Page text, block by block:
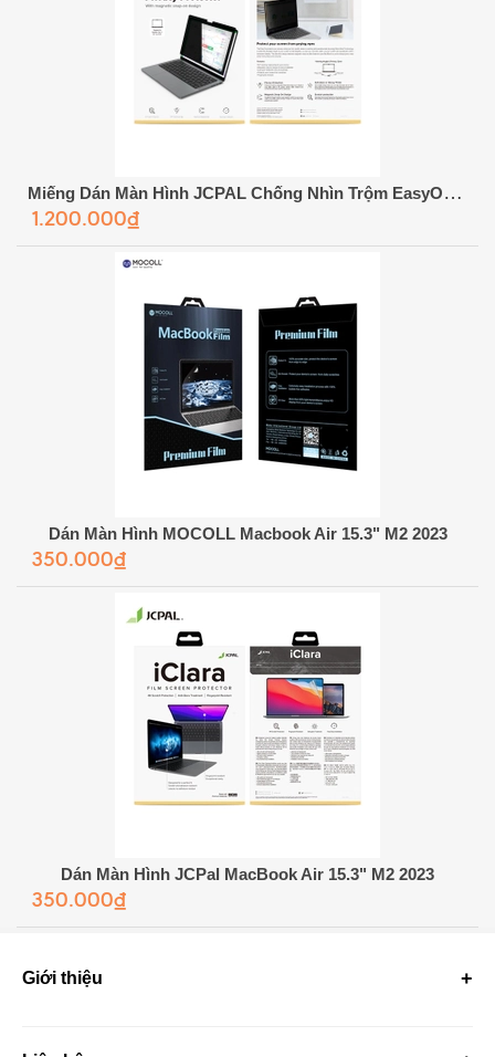
Miếng Dán Màn Hình JCPAL Chống Nhìn Trộm EasyOn Magnetic
1.200.000₫
Dán Màn Hình MOCOLL Macbook Air 15.3" M2 2023
350.000₫
Dán Màn Hình JCPal MacBook Air 15.3" M2 2023
350.000₫
Giới thiệu